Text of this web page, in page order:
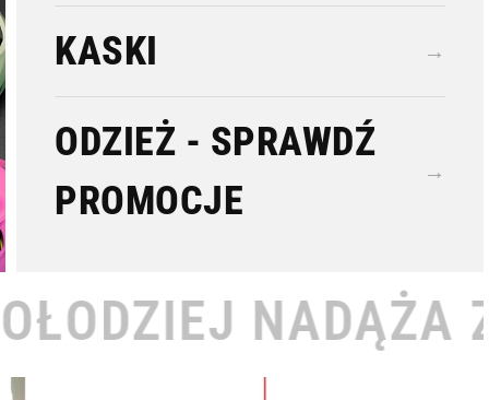
KASKI →
ODZIEŻ - SPRAWDŹ
PROMOCJE
→
ZA TOBĄ •